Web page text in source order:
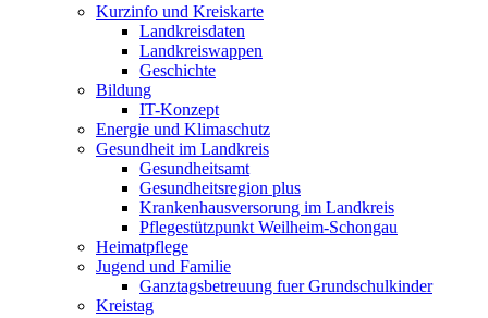
Kurzinfo und Kreiskarte
Landkreisdaten
Landkreiswappen
Geschichte
Bildung
IT-Konzept
Energie und Klimaschutz
Gesundheit im Landkreis
Gesundheitsamt
Gesundheitsregion plus
Krankenhausversorung im Landkreis
Pflegestützpunkt Weilheim-Schongau
Heimatpflege
Jugend und Familie
Ganztagsbetreuung fuer Grundschulkinder
Kreistag